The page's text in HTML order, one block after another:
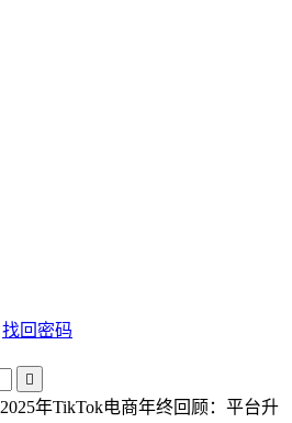
找回密码

2025年TikTok电商年终回顾：平台升